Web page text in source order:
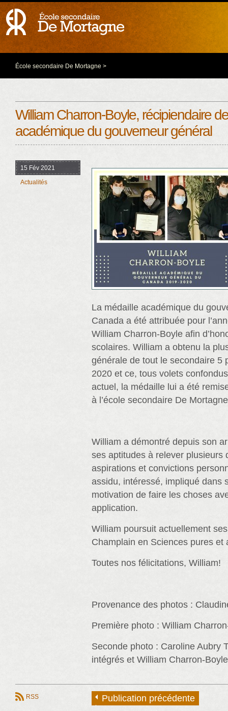
École secondaire De Mortagne >
William Charron-Boyle, récipiendaire
académique du gouverneur général
15 Fév 2021
Actualités
La médaille académique du
Canada a été attribuée pour
William Charron-Boyle afin
scolaires. William a obtenu la
générale de tout le secondaire 5
2020 et ce, tous volets
actuel, la médaille lui a été
à l’école secondaire De
William a démontré depuis son
ses aptitudes à relever plusieurs
aspirations et convictions
assidu, intéressé, impliqué dans
motivation de faire les choses
application.
William poursuit actuellement
Champlain en Sciences pures et
Toutes nos félicitations, William!
Provenance des photos :
Première photo : William
Seconde photo : Caroline Aubry
intégrés et William Charron-Boyle
RSS Publication précédente